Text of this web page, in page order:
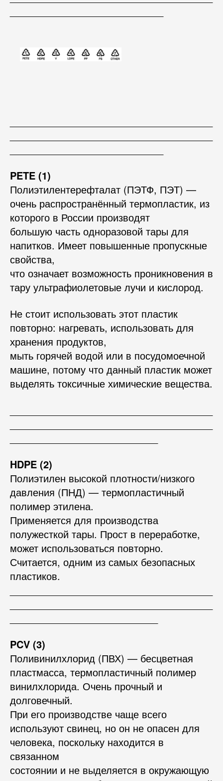
PETE (1)
Полиэтилентерефталат (ПЭТФ, ПЭТ) —
очень распространённый термопластик, из
которого в России производят
большую часть одноразовой тары для
напитков. Имеет повышенные пропускные
свойства,
что означает возможность проникновения в
тару ультрафиолетовые лучи и кислород.
Не стоит использовать этот пластик
повторно: нагревать, использовать для
хранения продуктов,
мыть горячей водой или в посудомоечной
машине, потому что данный пластик может
выделять токсичные химические вещества.
HDPE (2)
Полиэтилен высокой плотности/низкого
давления (ПНД) — термопластичный
полимер этилена.
Применяется для производства
полужесткой тары. Прост в переработке,
может использоваться повторно.
Считается, одним из самых безопасных
пластиков.
PCV (3)
Поливинилхлорид (ПВХ) — бесцветная
пластмасса, термопластичный полимер
винилхлорида. Очень прочный и
долговечный.
При его производстве чаще всего
используют свинец, но он не опасен для
человека, поскольку находится в
связанном
состоянии и не выделяется в окружающую